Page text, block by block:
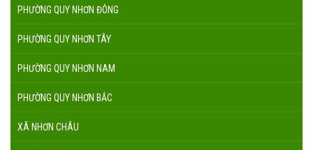
PHƯỜNG QUY NHƠN ĐÔNG
PHƯỜNG QUY NHƠN TÂY
PHƯỜNG QUY NHƠN NAM
PHƯỜNG QUY NHƠN BẮC
XÃ NHƠN CHÂU